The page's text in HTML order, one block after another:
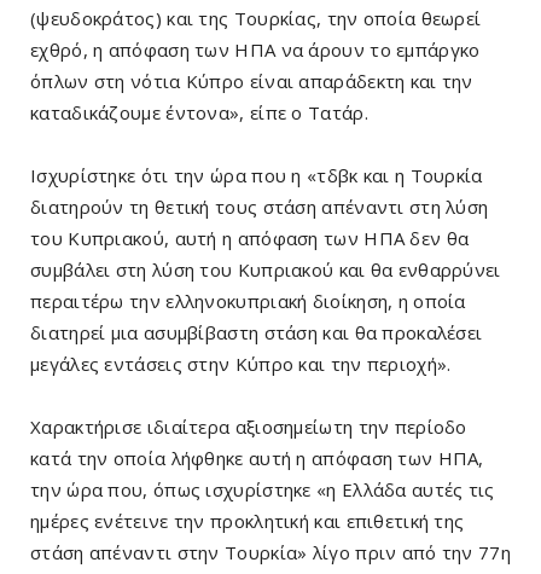
(ψευδοκράτος) και της Τουρκίας, την οποία θεωρεί
εχθρό, η απόφαση των ΗΠΑ να άρουν το εμπάργκο
όπλων στη νότια Κύπρο είναι απαράδεκτη και την
καταδικάζουμε έντονα», είπε ο Τατάρ.
Ισχυρίστηκε ότι την ώρα που η «τδβκ και η Τουρκία
διατηρούν τη θετική τους στάση απέναντι στη λύση
του Κυπριακού, αυτή η απόφαση των ΗΠΑ δεν θα
συμβάλει στη λύση του Κυπριακού και θα ενθαρρύνει
περαιτέρω την ελληνοκυπριακή διοίκηση, η οποία
διατηρεί μια ασυμβίβαστη στάση και θα προκαλέσει
μεγάλες εντάσεις στην Κύπρο και την περιοχή».
Χαρακτήρισε ιδιαίτερα αξιοσημείωτη την περίοδο
κατά την οποία λήφθηκε αυτή η απόφαση των ΗΠΑ,
την ώρα που, όπως ισχυρίστηκε «η Ελλάδα αυτές τις
ημέρες ενέτεινε την προκλητική και επιθετική της
στάση απέναντι στην Τουρκία» λίγο πριν από την 77η